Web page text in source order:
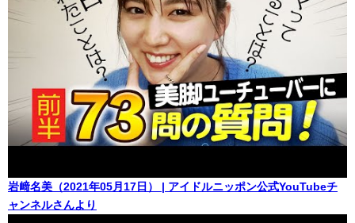
岩﨑名美（2021年05月17日） | アイドルニッポン公式YouTubeチ
ャンネルさんより